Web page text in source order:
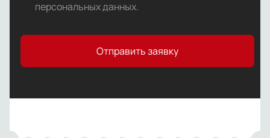
персональных данных.
Отправить заявку